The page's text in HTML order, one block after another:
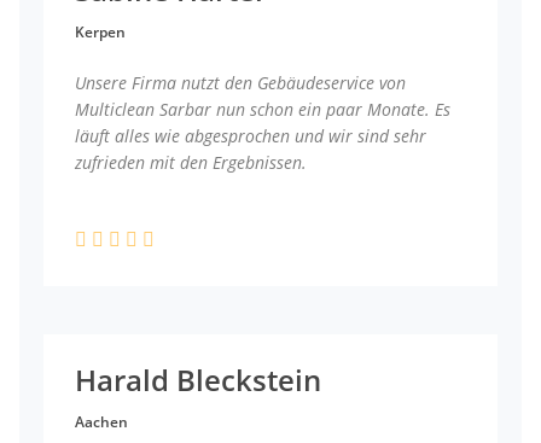
Kerpen
Unsere Firma nutzt den Gebäudeservice von
Multiclean Sarbar nun schon ein paar Monate. Es
läuft alles wie abgesprochen und wir sind sehr
zufrieden mit den Ergebnissen.
Harald Bleckstein
Aachen